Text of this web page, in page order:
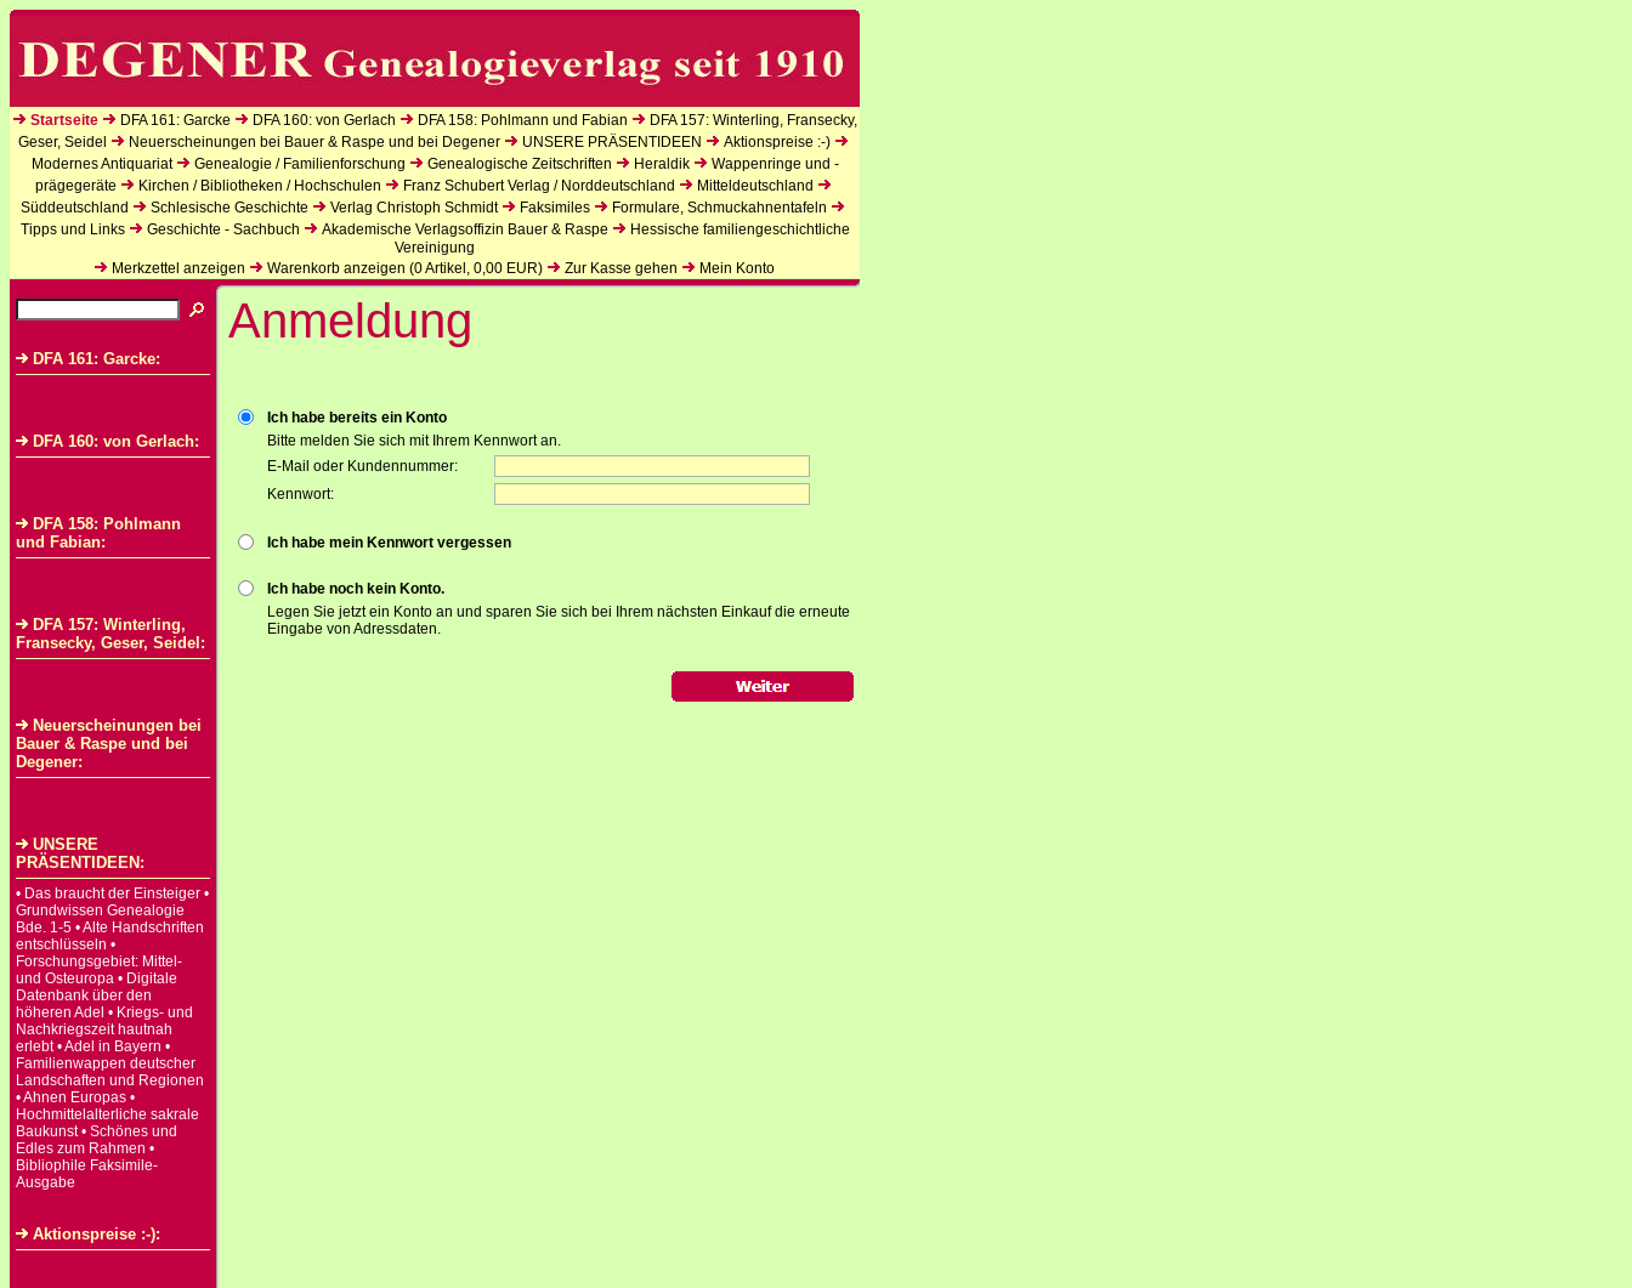
Startseite DFA 161: Garcke DFA 160: von Gerlach DFA 158: Pohlmann und Fabian
DFA 157: Winterling, Fransecky,
Geser, Seidel
Neuerscheinungen bei Bauer & Raspe und bei Degener UNSERE PRÄSENTIDEEN
Aktionspreise :-)
Modernes Antiquariat
Genealogie / Familienforschung Genealogische Zeitschriften Heraldik
Wappenringe und -
prägegeräte
Kirchen / Bibliotheken / Hochschulen Franz Schubert Verlag / Norddeutschland
Mitteldeutschland
Süddeutschland
Schlesische Geschichte Verlag Christoph Schmidt Faksimiles
Formulare, Schmuckahnentafeln
Tipps und Links
Geschichte - Sachbuch Akademische Verlagsoffizin Bauer & Raspe
Hessische familiengeschichtliche
Vereinigung
Merkzettel anzeigen
Warenkorb anzeigen (0Artikel, 0,00 EUR) Zur Kasse gehen Mein Konto
DFA 161: Garcke:
DFA 160: von Gerlach:
DFA 158: Pohlmann
und Fabian:
DFA 157: Winterling,
Fransecky, Geser, Seidel:
Neuerscheinungen bei
Bauer & Raspe und bei
Degener:
UNSERE
PRÄSENTIDEEN:
• Das braucht der Einsteiger •
Grundwissen Genealogie
Bde. 1-5 • Alte Handschriften
entschlüsseln •
Forschungsgebiet: Mittel-
und Osteuropa • Digitale
Datenbank über den
höheren Adel • Kriegs- und
Nachkriegszeit hautnah
erlebt • Adel in Bayern •
Familienwappen deutscher
Landschaften und Regionen
• Ahnen Europas •
Hochmittelalterliche sakrale
Baukunst • Schönes und
Edles zum Rahmen •
Bibliophile Faksimile-
Ausgabe
Aktionspreise :-):
Anmeldung
Ich habe bereits ein Konto
Bitte melden Sie sich mit Ihrem Kennwort an.
E-Mail oder Kundennummer:
Kennwort:
Ich habe mein Kennwort vergessen
Ich habe noch kein Konto.
Legen Sie jetzt ein Konto an und sparen Sie sich bei Ihrem nächsten Einkauf die erneute
Eingabe von Adressdaten.